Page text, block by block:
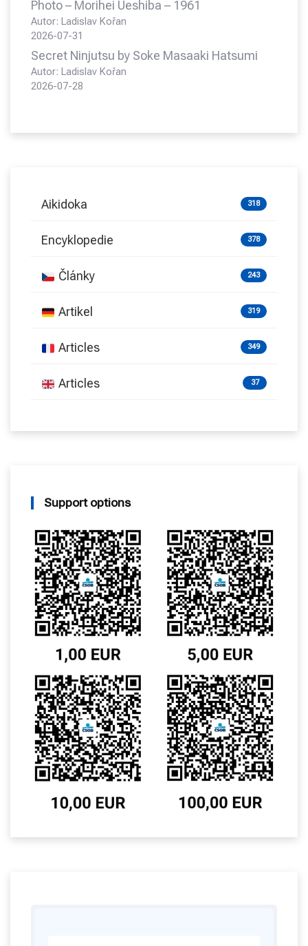
Photo – Morihei Ueshiba – 1961
Autor: Ladislav Kořan
2026-07-31
Secret Ninjutsu by Soke Masaaki Hatsumi
Autor: Ladislav Kořan
2026-07-28
Aikidoka 318
Encyklopedie 378
Články 243
Artikel 319
Articles 349
Articles 37
Support options